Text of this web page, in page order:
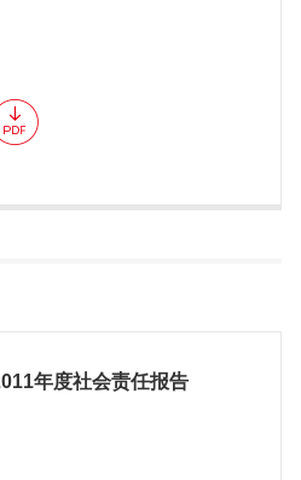
年度社会责任报告